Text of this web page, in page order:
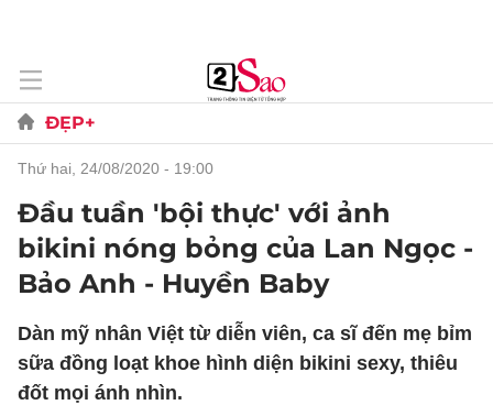
ĐẸP+
thứ hai, 24/08/2020 - 19:00
Đầu tuần 'bội thực' với ảnh
bikini nóng bỏng của Lan Ngọc -
Bảo Anh - Huyền Baby
Dàn mỹ nhân Việt từ diễn viên, ca sĩ đến mẹ bỉm
sữa đồng loạt khoe hình diện bikini sexy, thiêu
đốt mọi ánh nhìn.